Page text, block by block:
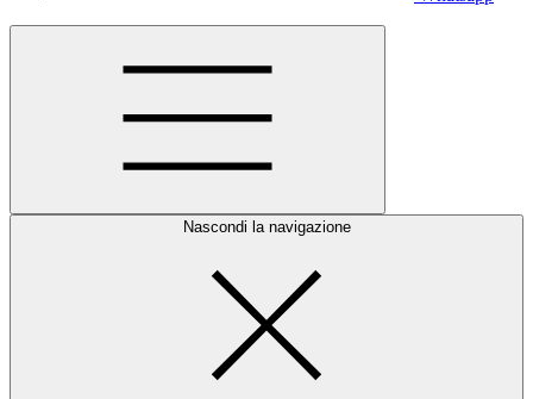
Nascondi la navigazione